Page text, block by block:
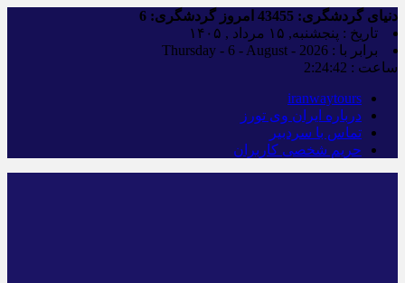
دنیای گردشگری: امروز گردشگری:
تاریخ : پنجشنبه, ۱۵ مرداد , ۱۴۰۵
برابر با : Thursday - 6 - August - 2026
ساعت : 2:24:42
iranwaytours
درباره ایران وی تورز
تماس با سردبیر
حریم شخصی کاربران